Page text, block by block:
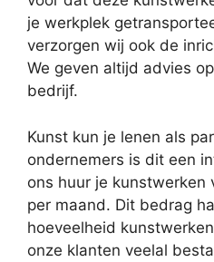
je werkplek
verzorgen wij ook de
We geven altijd advies
bedrijf.
Kunst kun je lenen als
ondernemers is dit een
ons huur je kunstwerken
per maand. Dit bedrag
hoeveelheid
onze klanten veelal